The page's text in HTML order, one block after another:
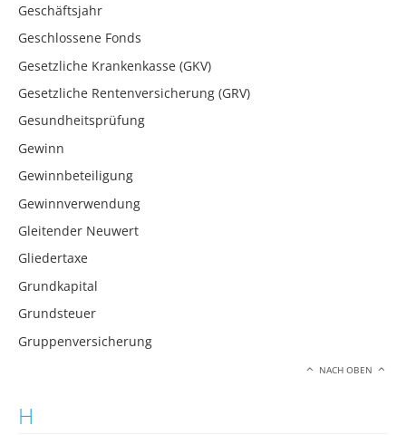
Geschäftsjahr
Geschlossene Fonds
Gesetzliche Krankenkasse (GKV)
Gesetzliche Rentenversicherung (GRV)
Gesundheitsprüfung
Gewinn
Gewinnbeteiligung
Gewinnverwendung
Gleitender Neuwert
Gliedertaxe
Grundkapital
Grundsteuer
Gruppenversicherung
NACH OBEN
H